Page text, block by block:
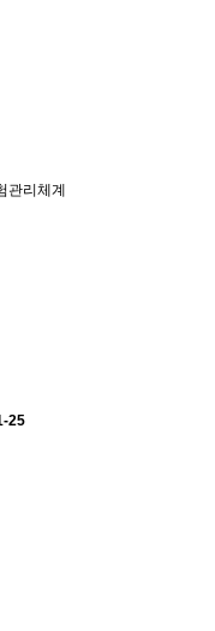
관리체계
25